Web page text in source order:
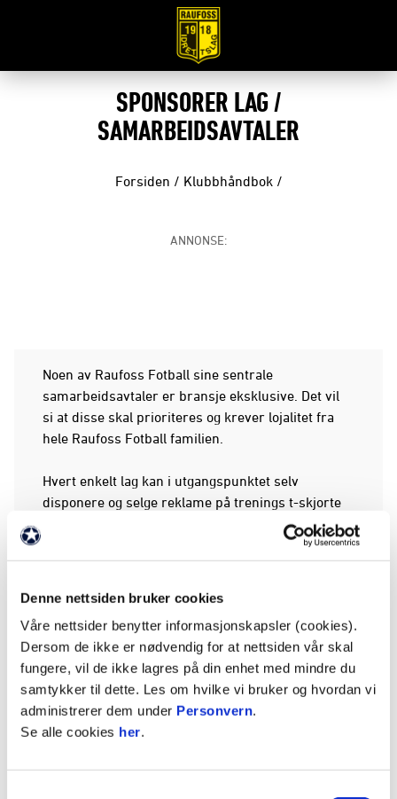
Denne nettsiden bruker cookies
Våre nettsider benytter informasjonskapsler (cookies).
Dersom de ikke er nødvendig for at nettsiden vår skal
fungere, vil de ikke lagres på din enhet med mindre du
samtykker til dette. Les om hvilke vi bruker og hvordan vi
administrerer dem under Personvern.
Se alle cookies her.
SPONSORER LAG /
SAMARBEIDSAVTALER
Forsiden / Klubbhåndbok /
ANNONSE:
Noen av Raufoss Fotball sine sentrale
samarbeidsavtaler er bransje eksklusive. Det vil
si at disse skal prioriteres og krever lojalitet fra
hele Raufoss Fotball familien.
Hvert enkelt lag kan i utgangspunktet selv
disponere og selge reklame på trenings t-skjorte
samarbeidsavtaler på lagsnivå skal godkjennes av
klubbens administrasjon/markedsleder i forkant.
Dere får ikke lov å trykke noe som helst på
spillernes spillerdrakter. Alle sponsorer skal
avklares med markedsansvarlig i klubben , ta
kontakt medmarkedsansvarlig på e-
post.Sponsorpenger skal inn på lagets lagkasse.
Ved profilering må det betales MVA på